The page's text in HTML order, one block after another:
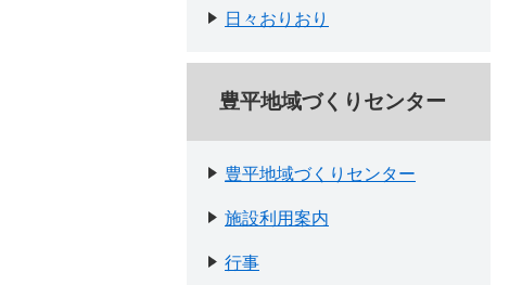
日々おりおり
豊平地域づくりセンター
豊平地域づくりセンター
施設利用案内
行事